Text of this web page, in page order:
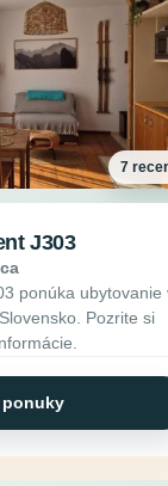
7
J303
ponúka ubytovanie
Pozrite si